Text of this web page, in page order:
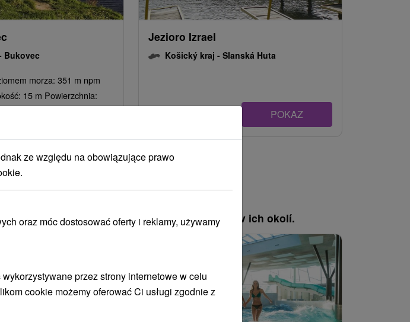
Bukovec
morza: 351 m npm
15 m Powierzchnia:
POKAZ
Jezioro Izrael
Košický kraj - Slanská Huta
POKAZ
navštíviť tieto atrakcie, pozrite si pobyty v ich okolí.
ze względu na obowiązujące prawo
oraz móc dostosować oferty i reklamy, używamy
przez strony internetowe w celu
cookie możemy oferować Ci usługi zgodnie z